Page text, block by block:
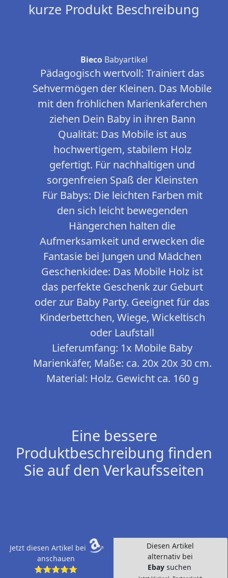
kurze Produkt Beschreibung
Bieco Babyartikel
Pädagogisch wertvoll: Trainiert das
Sehvermögen der Kleinen. Das Mobile
mit den fröhlichen Marienkäferchen
ziehen Dein Baby in ihren Bann
Qualität: Das Mobile ist aus
hochwertigem, stabilem Holz
gefertigt. Für nachhaltigen und
sorgenfreien Spaß der Kleinsten
Für Babys: Die leichten Farben mit
den sich leicht bewegenden
Hängerchen halten die
Aufmerksamkeit und erwecken die
Fantasie bei Jungen und Mädchen
Geschenkidee: Das Mobile Holz ist
das perfekte Geschenk zur Geburt
oder zur Baby Party. Geeignet für das
Kinderbettchen, Wiege, Wickeltisch
oder Laufstall
Lieferumfang: 1x Mobile Baby
Marienkäfer, Maße: ca. 20x 20x 30 cm.
Material: Holz. Gewicht ca. 160 g
Eine bessere
Produktbeschreibung finden
Sie auf den Verkaufsseiten
Jetzt diesen Artikel bei
anschauen
⭐⭐⭐⭐⭐
Diesen Artikel
alternativ bei
Ebay suchen